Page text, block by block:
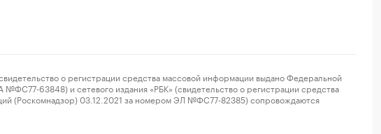
о регистрации средства массовой информации выдано Федеральной
63848) и сетевого издания «РБК» (свидетельство о регистрации средства
(Роскомнадзор) 03.12.2021 за номером ЭЛ №ФС77-82385) сопровождаются